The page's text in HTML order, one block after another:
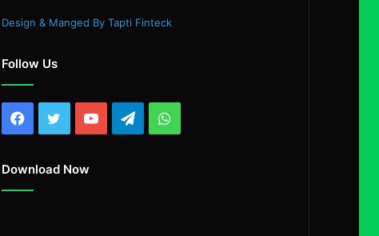
Design & Manged By Tapti Finteck
Follow Us
Facebook
TwitterYouTubeTelegramWhatsApp
Download Now